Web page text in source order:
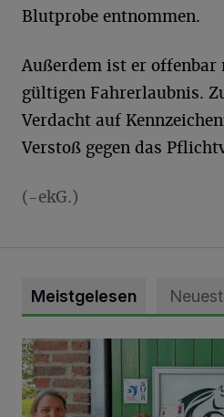
Blutprobe entnommen.
Außerdem ist er
gültigen Fahrerlaubnis.
Verdacht auf
Verstoß gegen das
(-ekG.)
Meistgelesen
Vorbildlicher Einsatz für den